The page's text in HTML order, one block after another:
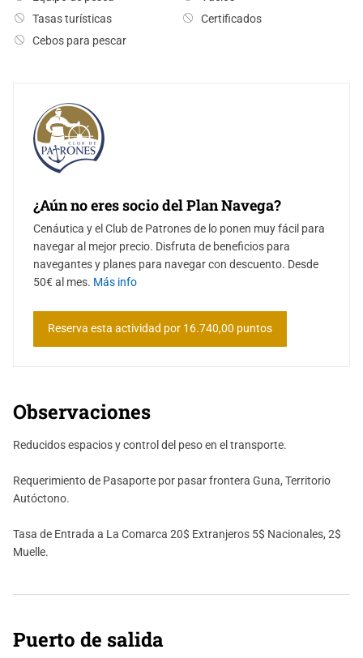
Tasas turísticas
Certificados
Cebos para pescar
¿Aún no eres socio del Plan Navega?
Cenáutica y el Club de Patrones de lo ponen muy fácil para
navegar al mejor precio. Disfruta de beneficios para
navegantes y planes para navegar con descuento. Desde
50€ al mes. Más info
Reserva esta actividad por 16.740,00 puntos
Observaciones
Reducidos espacios y control del peso en el transporte.
Requerimiento de Pasaporte por pasar frontera Guna, Territorio
Autóctono.
Tasa de Entrada a La Comarca 20$ Extranjeros 5$ Nacionales, 2$
Muelle.
Puerto de salida